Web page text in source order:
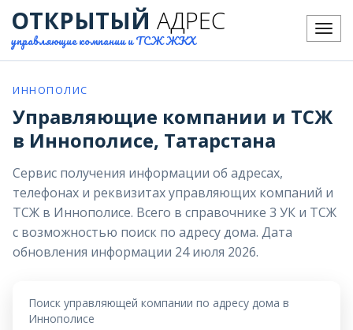
Меню
ОТКРЫТЫЙ АДРЕС
управляющие компании и ТСЖ ЖКХ
ИННОПОЛИС
Управляющие компании и ТСЖ
в Иннополисе, Татарстана
Сервис получения информации об адресах,
телефонах и реквизитах управляющих компаний и
ТСЖ в Иннополисе. Всего в справочнике 3 УК и ТСЖ
с возможностью поиск по адресу дома. Дата
обновления информации 24 июля 2026.
Поиск управляющей компании по адресу дома в
Иннополисе